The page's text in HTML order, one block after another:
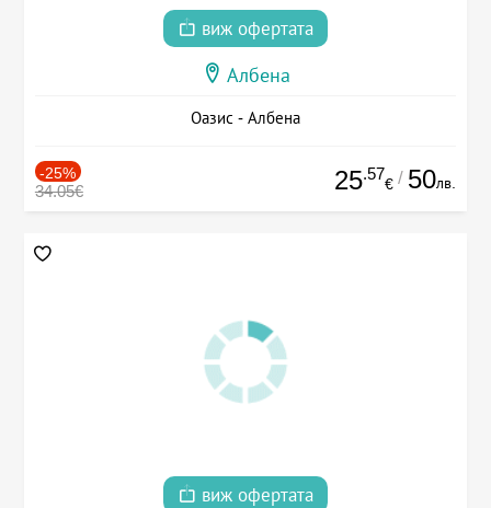
виж офертата
Албена
Оазис - Албена
-25%
34.05€ 25.57
€ / 50лв.
виж офертата